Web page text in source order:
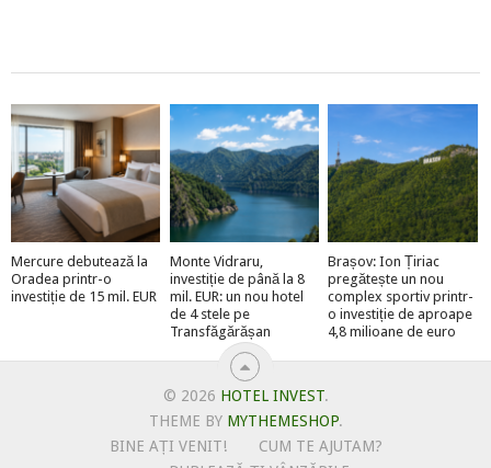
Mercure debutează la
Oradea printr-o
investiție de 15 mil. EUR
Monte Vidraru,
investiție de până la 8
mil. EUR: un nou hotel
de 4 stele pe
Transfăgărășan
Brașov: Ion Țiriac
pregătește un nou
complex sportiv printr-
o investiție de aproape
4,8 milioane de euro
© 2026 HOTEL INVEST.
THEME BY MYTHEMESHOP.
BINE AȚI VENIT!
CUM TE AJUTAM?